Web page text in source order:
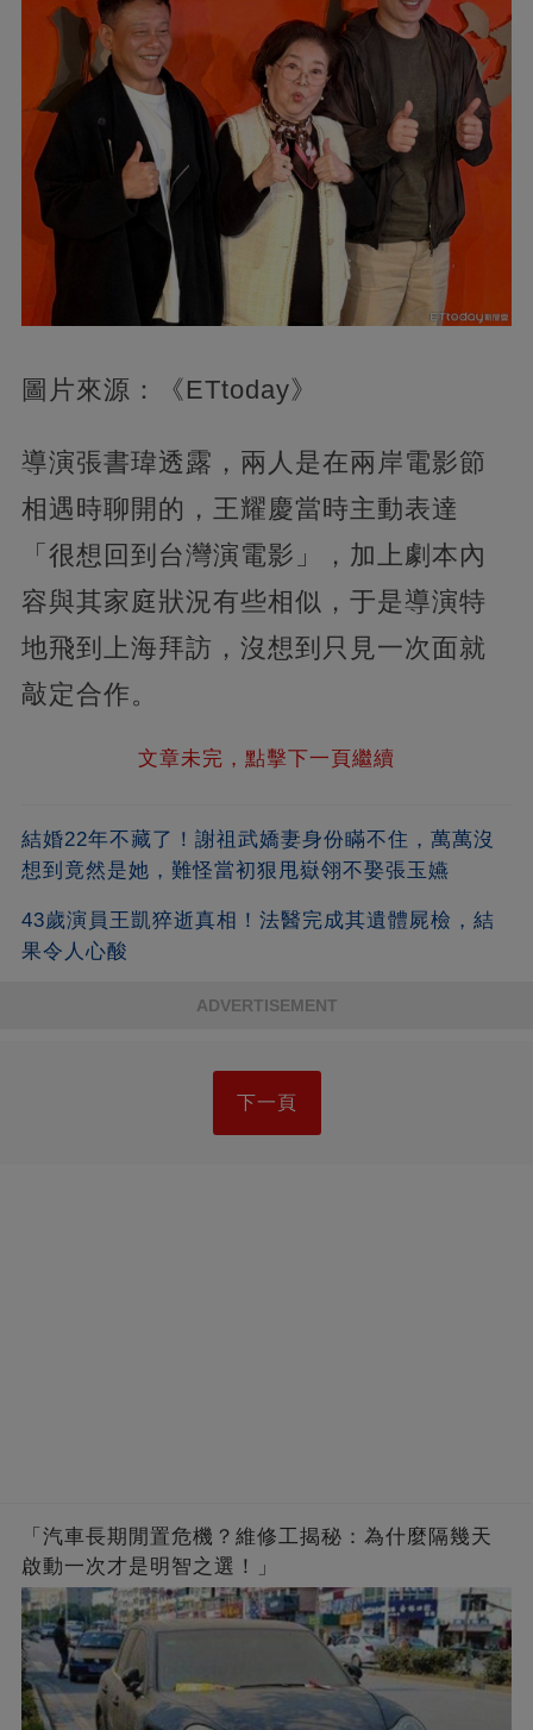
圖片來源：《ETtoday》
導演張書瑋透露，兩人是在兩岸電影節
相遇時聊開的，王耀慶當時主動表達
「很想回到台灣演電影」，加上劇本內
容與其家庭狀況有些相似，于是導演特
地飛到上海拜訪，沒想到只見一次面就
敲定合作。
文章未完，點擊下一頁繼續
結婚22年不藏了！謝祖武嬌妻身份瞞不住，萬萬沒
想到竟然是她，難怪當初狠甩嶽翎不娶張玉嬿
43歲演員王凱猝逝真相！法醫完成其遺體屍檢，結
果令人心酸
ADVERTISEMENT
下一頁
「汽車長期閒置危機？維修工揭秘：為什麼隔幾天
啟動一次才是明智之選！」